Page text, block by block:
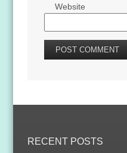
Website
RECENT POSTS